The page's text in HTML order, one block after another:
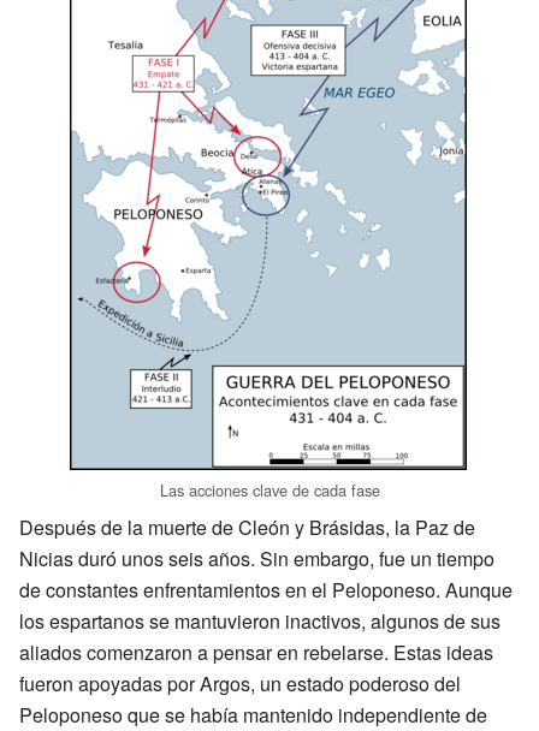
Las acciones clave de cada fase
Después de la muerte de Cleón y Brásidas, la Paz de
Nicias duró unos seis años. Sin embargo, fue un tiempo
de constantes enfrentamientos en el Peloponeso. Aunque
los espartanos se mantuvieron inactivos, algunos de sus
aliados comenzaron a pensar en rebelarse. Estas ideas
fueron apoyadas por Argos, un estado poderoso del
Peloponeso que se había mantenido independiente de